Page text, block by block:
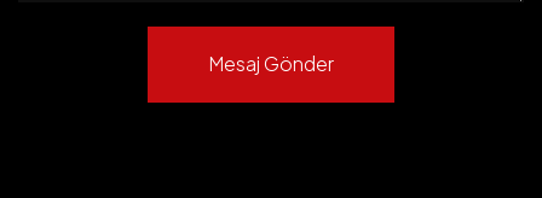
Mesaj Gönder